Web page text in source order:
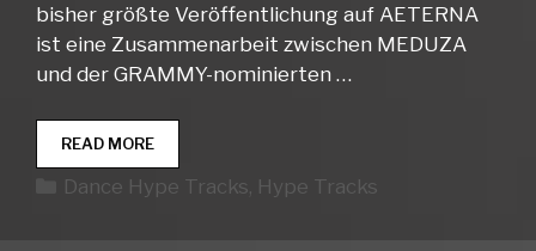
bisher größte Veröffentlichung auf AETERNA
ist eine Zusammenarbeit zwischen MEDUZA
und der GRAMMY-nominierten …
READ MOREDANCE
HYPE
TRACKS
Kategorien
Dance Hype Tracks, Hype Tracks